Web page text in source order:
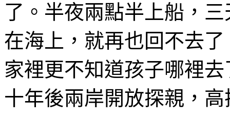
了。半夜兩點半上船，
在海上，就再也回不去
家裡更不知道孩子哪裡
十年後兩岸開放探親，